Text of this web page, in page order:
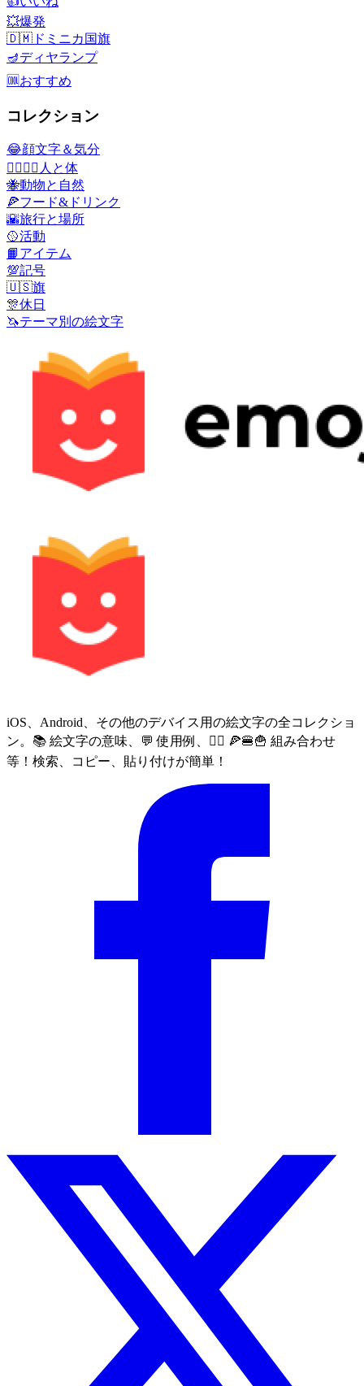
💥爆発
🇩🇲 ドミニカ国旗
🪔ディヤランプ
🆒おすすめ
コレクション
😂顔文字＆気分
👩‍❤️‍💋‍👨 人と体
🐝動物と自然
🍕フード&ドリンク
🌇旅行と場所
🥎活動
📙 アイテム
💯記号
🇺🇸旗
🎊休日
🦄テーマ別の絵文字
iOS、Android、その他のデバイス用の絵文字の全コレクショ
ン。📚 絵文字の意味、💬 使用例、🙅‍♀️ 🍕🍔🍟 組み合わせ
等！検索、コピー、貼り付けが簡単！